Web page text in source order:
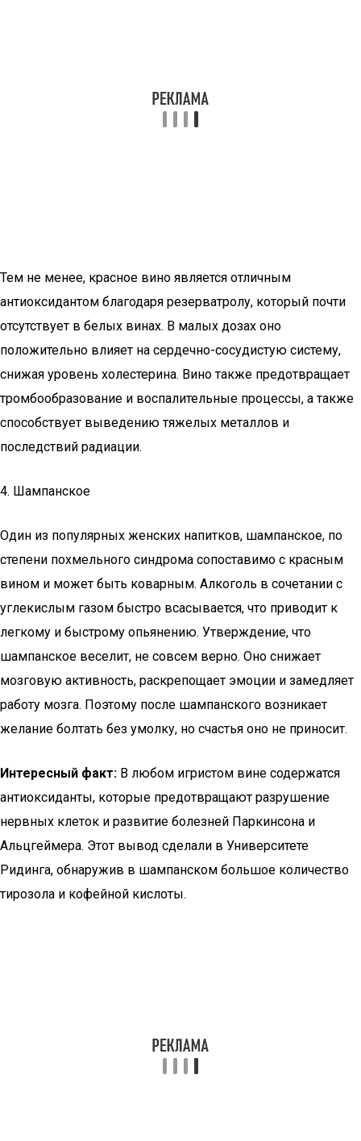
Тем не менее, красное вино является отличным
антиоксидантом благодаря резерватролу, который почти
отсутствует в белых винах. В малых дозах оно
положительно влияет на сердечно-сосудистую систему,
снижая уровень холестерина. Вино также предотвращает
тромбообразование и воспалительные процессы, а также
способствует выведению тяжелых металлов и
последствий радиации.
4. Шампанское
Один из популярных женских напитков, шампанское, по
степени похмельного синдрома сопоставимо с красным
вином и может быть коварным. Алкоголь в сочетании с
углекислым газом быстро всасывается, что приводит к
легкому и быстрому опьянению. Утверждение, что
шампанское веселит, не совсем верно. Оно снижает
мозговую активность, раскрепощает эмоции и замедляет
работу мозга. Поэтому после шампанского возникает
желание болтать без умолку, но счастья оно не приносит.
Интересный факт: В любом игристом вине содержатся
антиоксиданты, которые предотвращают разрушение
нервных клеток и развитие болезней Паркинсона и
Альцгеймера. Этот вывод сделали в Университете
Ридинга, обнаружив в шампанском большое количество
тирозола и кофейной кислоты.